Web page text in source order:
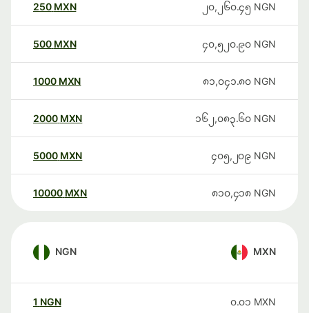
250 MXN ၂၀,၂၆၀.၄၅ NGN
500 MXN ၄၀,၅၂၀.၉၀ NGN
1000 MXN ၈၁,၀၄၁.၈၀ NGN
2000 MXN ၁၆၂,၀၈၃.၆၀ NGN
5000 MXN ၄၀၅,၂၀၉ NGN
10000 MXN ၈၁၀,၄၁၈ NGN
NGN MXN
1 NGN ၀.၀၁ MXN